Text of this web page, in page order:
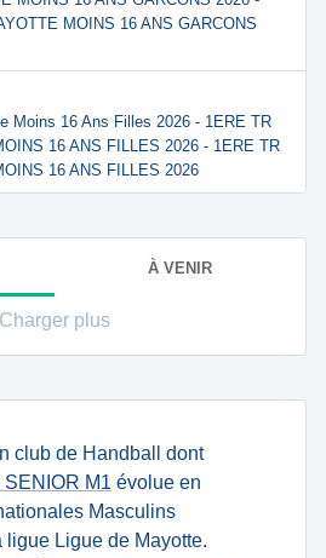
MOINS 16 ANS GARCONS
Moins 16 Ans Filles 2026 - 1ERE TR
16 ANS FILLES 2026 - 1ERE TR
16 ANS FILLES 2026
À VENIR
Charger plus
club de Handball dont
M1 évolue en
Masculins
ligue Ligue de Mayotte.